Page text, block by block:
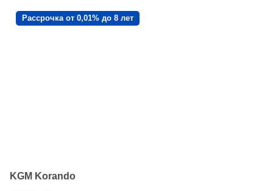
Рассрочка от 0,01% до 8 лет
KGM Korando